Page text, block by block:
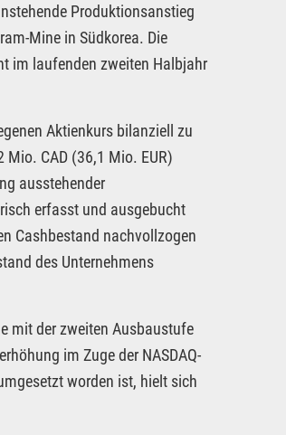
Produktionsanstieg
Mine in Südkorea. Die
im laufenden zweiten Halbjahr
Aktienkurs bilanziell zu
CAD (36,1 Mio. EUR)
ausstehender
erfasst und ausgebucht
Cashbestand nachvollzogen
des Unternehmens
mit der zweiten Ausbaustufe
im Zuge der NASDAQ-
worden ist, hielt sich